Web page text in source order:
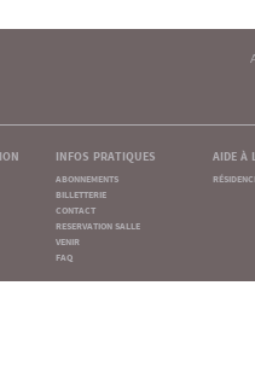
infos pratiques
abonnements
billetterie
contact
reservation salle
venir
faq
aide